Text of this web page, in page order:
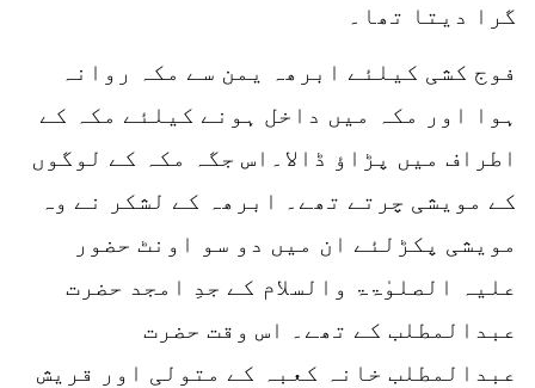
گرا دیتا تھا۔
فوج کشی کیلئے ابرھہ یمن سے مکہ روانہ
ہوا اور مکہ میں داخل ہونے کیلئے مکہ کے
اطراف میں پڑاؤ ڈالا۔اس جگہ مکہ کے لوگوں
کے مویشی چرتے تھے۔ ابرھہ کے لشکر نے وہ
مویشی پکڑلئے ان میں دو سو اونٹ حضور
علیہ الصلوٰۃۃ والسلام کے جدِ امجد حضرت
عبدالمطلب کے تھے۔ اس وقت حضرت
عبدالمطلب خانہ کعبہ کے متولی اور قریش